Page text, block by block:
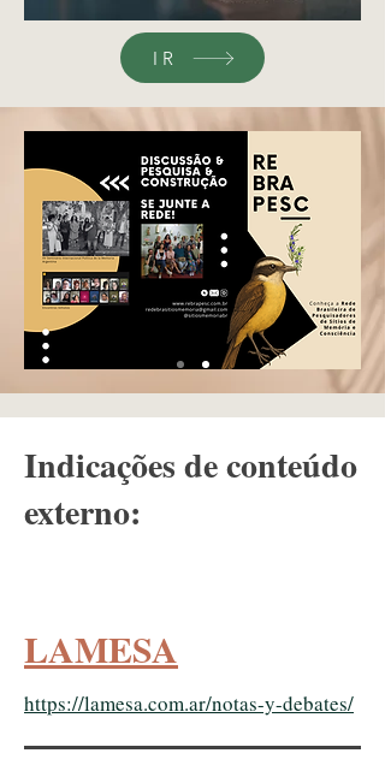
IR
Indicações de conteúdo
externo:
LAMESA
https://lamesa.com.ar/notas-y-debates/